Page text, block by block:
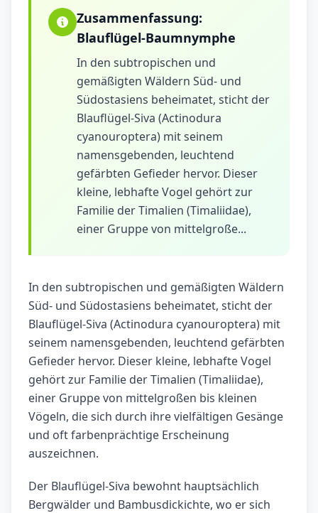
Zusammenfassung:
Blauflügel-Baumnymphe
In den subtropischen und
gemäßigten Wäldern Süd- und
Südostasiens beheimatet, sticht der
Blauflügel-Siva (Actinodura
cyanouroptera) mit seinem
namensgebenden, leuchtend
gefärbten Gefieder hervor. Dieser
kleine, lebhafte Vogel gehört zur
Familie der Timalien (Timaliidae),
einer Gruppe von mittelgroße...
In den subtropischen und gemäßigten Wäldern
Süd- und Südostasiens beheimatet, sticht der
Blauflügel-Siva (Actinodura cyanouroptera) mit
seinem namensgebenden, leuchtend gefärbten
Gefieder hervor. Dieser kleine, lebhafte Vogel
gehört zur Familie der Timalien (Timaliidae),
einer Gruppe von mittelgroßen bis kleinen
Vögeln, die sich durch ihre vielfältigen Gesänge
und oft farbenprächtige Erscheinung
auszeichnen.
Der Blauflügel-Siva bewohnt hauptsächlich
Bergwälder und Bambusdickichte, wo er sich